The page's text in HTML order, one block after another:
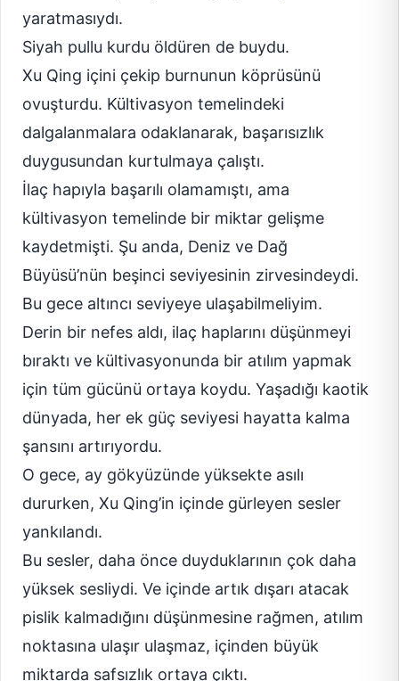
yaratmasıydı.
Siyah pullu kurdu öldüren de buydu.
Xu Qing içini çekip burnunun köprüsünü
ovuşturdu. Kültivasyon temelindeki
dalgalanmalara odaklanarak, başarısızlık
duygusundan kurtulmaya çalıştı.
İlaç hapıyla başarılı olamamıştı, ama
kültivasyon temelinde bir miktar gelişme
kaydetmişti. Şu anda, Deniz ve Dağ
Büyüsü’nün beşinci seviyesinin zirvesindeydi.
Bu gece altıncı seviyeye ulaşabilmeliyim.
Derin bir nefes aldı, ilaç haplarını düşünmeyi
bıraktı ve kültivasyonunda bir atılım yapmak
için tüm gücünü ortaya koydu. Yaşadığı kaotik
dünyada, her ek güç seviyesi hayatta kalma
şansını artırıyordu.
O gece, ay gökyüzünde yüksekte asılı
dururken, Xu Qing’in içinde gürleyen sesler
yankılandı.
Bu sesler, daha önce duyduklarının çok daha
yüksek sesliydi. Ve içinde artık dışarı atacak
pislik kalmadığını düşünmesine rağmen, atılım
noktasına ulaşır ulaşmaz, içinden büyük
miktarda safsızlık ortaya çıktı.